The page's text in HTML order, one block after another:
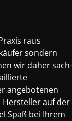
raus
sondern
wir daher sach-
angebotenen
Hersteller auf der
Spaß bei Ihrem